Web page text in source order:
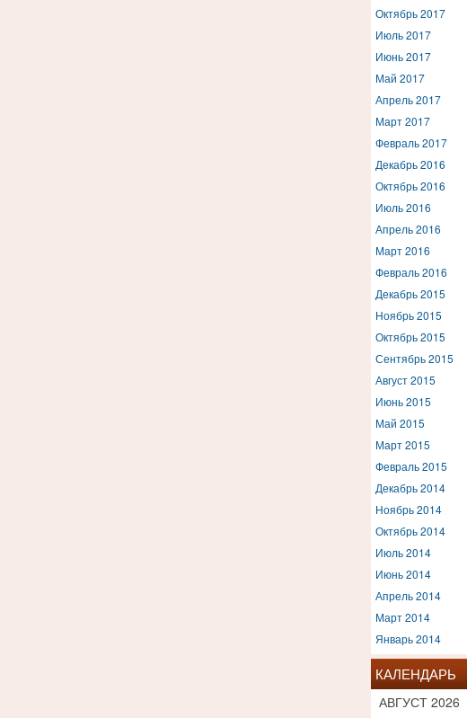
Октябрь 2017
Июль 2017
Июнь 2017
Май 2017
Апрель 2017
Март 2017
Февраль 2017
Декабрь 2016
Октябрь 2016
Июль 2016
Апрель 2016
Март 2016
Февраль 2016
Декабрь 2015
Ноябрь 2015
Октябрь 2015
Сентябрь 2015
Август 2015
Июнь 2015
Май 2015
Март 2015
Февраль 2015
Декабрь 2014
Ноябрь 2014
Октябрь 2014
Июль 2014
Июнь 2014
Апрель 2014
Март 2014
Январь 2014
КАЛЕНДАРЬ
АВГУСТ 2026